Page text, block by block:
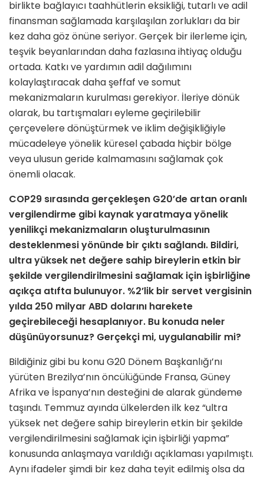
birlikte bağlayıcı taahhütlerin eksikliği, tutarlı ve adil
finansman sağlamada karşılaşılan zorlukları da bir
kez daha göz önüne seriyor. Gerçek bir ilerleme için,
teşvik beyanlarından daha fazlasına ihtiyaç olduğu
ortada. Katkı ve yardımın adil dağılımını
kolaylaştıracak daha şeffaf ve somut
mekanizmaların kurulması gerekiyor. İleriye dönük
olarak, bu tartışmaları eyleme geçirilebilir
çerçevelere dönüştürmek ve iklim değişikliğiyle
mücadeleye yönelik küresel çabada hiçbir bölge
veya ulusun geride kalmamasını sağlamak çok
önemli olacak.
COP29 sırasında gerçekleşen G20’de artan oranlı
vergilendirme gibi kaynak yaratmaya yönelik
yenilikçi mekanizmaların oluşturulmasının
desteklenmesi yönünde bir çıktı sağlandı. Bildiri,
ultra yüksek net değere sahip bireylerin etkin bir
şekilde vergilendirilmesini sağlamak için işbirliğine
açıkça atıfta bulunuyor. %2’lik bir servet vergisinin
yılda 250 milyar ABD dolarını harekete
geçirebileceği hesaplanıyor. Bu konuda neler
düşünüyorsunuz? Gerçekçi mi, uygulanabilir mi?
Bildiğiniz gibi bu konu G20 Dönem Başkanlığı’nı
yürüten Brezilya’nın öncülüğünde Fransa, Güney
Afrika ve İspanya’nın desteğini de alarak gündeme
taşındı. Temmuz ayında ülkelerden ilk kez “ultra
yüksek net değere sahip bireylerin etkin bir şekilde
vergilendirilmesini sağlamak için işbirliği yapma”
konusunda anlaşmaya varıldığı açıklaması yapılmıştı.
Aynı ifadeler şimdi bir kez daha teyit edilmiş olsa da